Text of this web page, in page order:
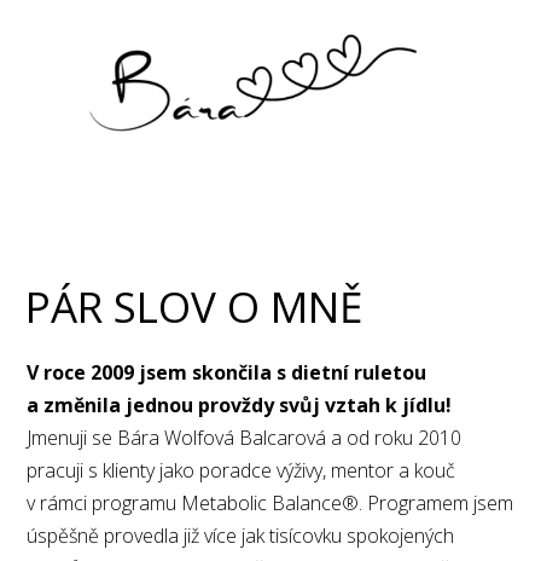
PÁR SLOV O MNĚ
V roce 2009 jsem skončila s dietní ruletou
a změnila jednou provždy svůj vztah k jídlu!
Jmenuji se Bára Wolfová Balcarová a od roku 2010
pracuji s klienty jako poradce výživy, mentor a kouč
v rámci programu Metabolic Balance®. Programem jsem
úspěšně provedla již více jak tisícovku spokojených